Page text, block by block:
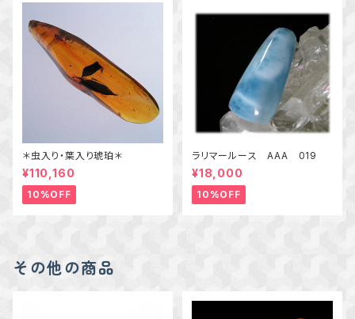
＊虫入り・葉入り琥珀＊
¥110,160
10%OFF
ラリマールース AAA 019
¥18,000
10%OFF
その他の商品